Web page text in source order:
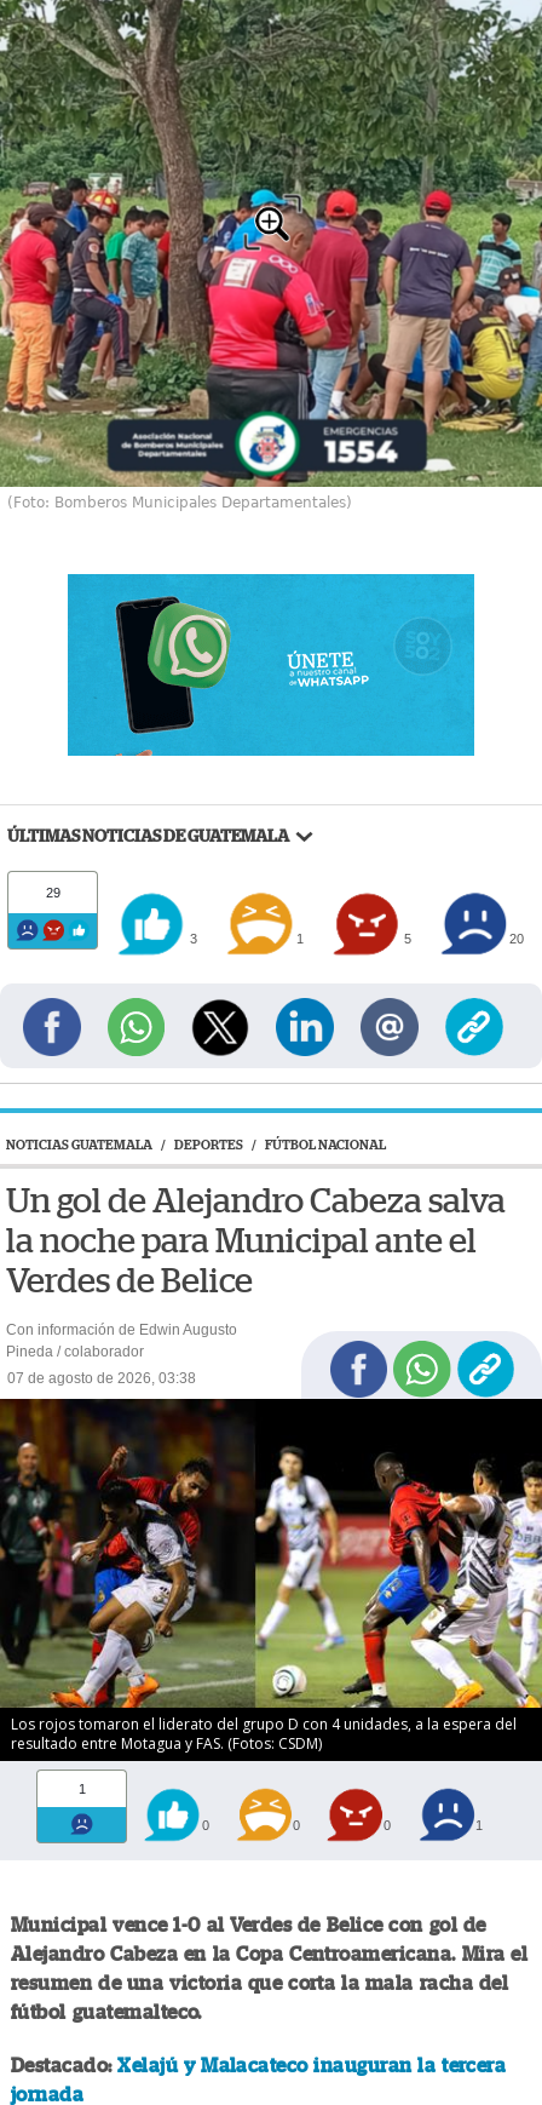
(Foto: Bomberos Municipales Departamentales)
ÚLTIMAS NOTICIAS DE GUATEMALA
29
3 1 5 20
NOTICIAS GUATEMALA / DEPORTES / FÚTBOL NACIONAL
Un gol de Alejandro Cabeza salva
la noche para Municipal ante el
Verdes de Belice
Con información de Edwin Augusto
Pineda / colaborador
07 de agosto de 2026, 03:38
Los rojos tomaron el liderato del grupo D con 4 unidades, a la espera del
resultado entre Motagua y FAS. (Fotos: CSDM)
1
0 0 0 1
Municipal vence 1-0 al Verdes de Belice con gol de
Alejandro Cabeza en la Copa Centroamericana. Mira el
resumen de una victoria que corta la mala racha del
fútbol guatemalteco.
Destacado:Xelajú y Malacateco inauguran la tercera
jornada